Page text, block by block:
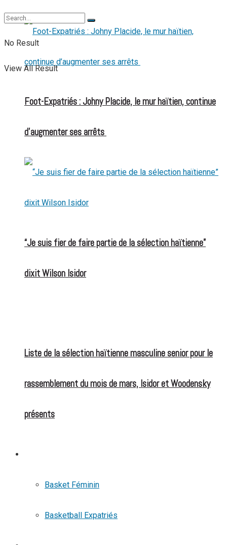
Foot-Expatriés : Johny Placide, le mur haïtien, continue
d’augmenter ses arrêts
“Je suis fier de faire partie de la sélection haïtienne”
dixit Wilson Isidor
Liste de la sélection haïtienne masculine senior pour le
rassemblement du mois de mars, Isidor et Woodensky
présents
Basket Féminin
Basketball Expatriés
No Result
View All Result